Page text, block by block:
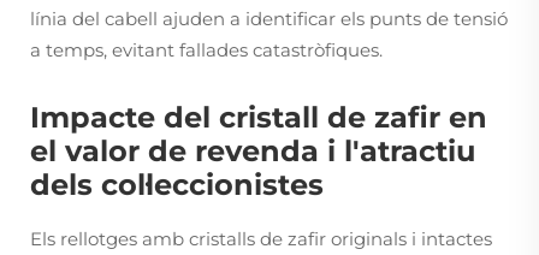
línia del cabell ajuden a identificar els punts de tensió
a temps, evitant fallades catastròfiques.
Impacte del cristall de zafir en
el valor de revenda i l'atractiu
dels col·leccionistes
Els rellotges amb cristalls de zafir originals i intactes